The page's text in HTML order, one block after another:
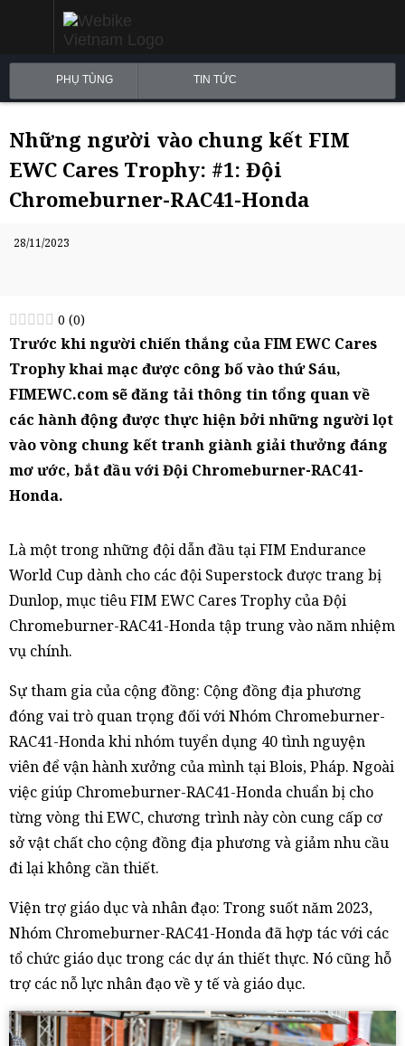
PHỤ TÙNG TIN TỨC
Những người vào chung kết FIM
EWC Cares Trophy: #1: Đội
Chromeburner-RAC41-Honda
28/11/2023
0 (0)
Trước khi người chiến thắng của FIM EWC Cares
Trophy khai mạc được công bố vào thứ Sáu,
FIMEWC.com sẽ đăng tải thông tin tổng quan về
các hành động được thực hiện bởi những người lọt
vào vòng chung kết tranh giành giải thưởng đáng
mơ ước, bắt đầu với Đội Chromeburner-RAC41-
Honda.
Là một trong những đội dẫn đầu tại FIM Endurance
World Cup dành cho các đội Superstock được trang bị
Dunlop, mục tiêu FIM EWC Cares Trophy của Đội
Chromeburner-RAC41-Honda tập trung vào năm nhiệm
vụ chính.
Sự tham gia của cộng đồng: Cộng đồng địa phương
đóng vai trò quan trọng đối với Nhóm Chromeburner-
RAC41-Honda khi nhóm tuyển dụng 40 tình nguyện
viên để vận hành xưởng của mình tại Blois, Pháp. Ngoài
việc giúp Chromeburner-RAC41-Honda chuẩn bị cho
từng vòng thi EWC, chương trình này còn cung cấp cơ
sở vật chất cho cộng đồng địa phương và giảm nhu cầu
đi lại không cần thiết.
Viện trợ giáo dục và nhân đạo: Trong suốt năm 2023,
Nhóm Chromeburner-RAC41-Honda đã hợp tác với các
tổ chức giáo dục trong các dự án thiết thực. Nó cũng hỗ
trợ các nỗ lực nhân đạo về y tế và giáo dục.